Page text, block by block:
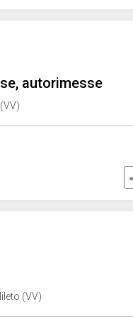
autorimesse
(VV)